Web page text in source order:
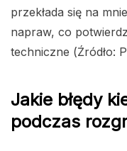
przekłada się na
napraw, co
techniczne (Źródło:
Jakie błędy
podczas